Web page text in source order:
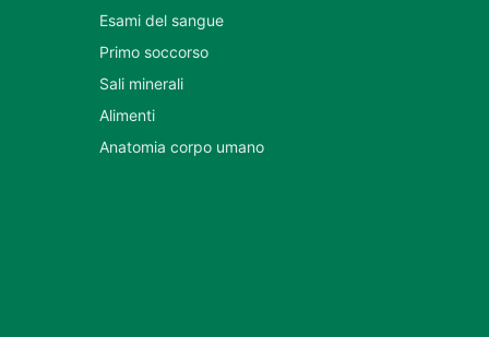
Esami del sangue
Primo soccorso
Sali minerali
Alimenti
Anatomia corpo umano